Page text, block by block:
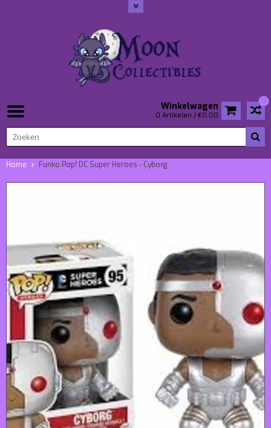
0
Winkelwagen
0 Artikelen / €0,00
Home Funko Pop! DC Super Heroes - Cyborg